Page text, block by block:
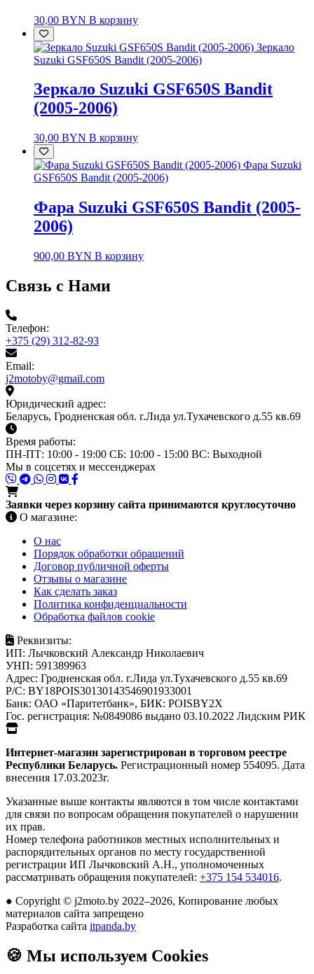
30,00 BYN В корзину
Зеркало
Suzuki GSF650S Bandit (2005-2006)
Зеркало Suzuki GSF650S Bandit
(2005-2006)
30,00 BYN В корзину
Фара Suzuki
GSF650S Bandit (2005-2006)
Фара Suzuki GSF650S Bandit (2005-
2006)
900,00 BYN В корзину
Связь с Нами
Телефон:
+375 (29) 312-82-93
Email:
j2motoby@gmail.com
Юридический адрес:
Беларусь, Гродненская обл. г.Лида ул.Тухачевского д.55 кв.69
Время работы:
ПН-ПТ: 10:00 - 19:00 СБ: 10:00 - 15:00 ВС: Выходной
Мы в соцсетях и мессенджерах
Заявки через корзину сайта принимаются круглосуточно
О магазине:
О нас
Порядок обработки обращений
Договор публичной оферты
Отзывы о магазине
Как сделать заказ
Политика конфиденциальности
Обработка файлов cookie
Реквизиты:
ИП: Лычковский Александр Николаевич
УНП: 591389963
Адрес: Гродненская обл. г.Лида ул.Тухачевского д.55 кв.69
Р/С: BY18POIS30130143546901933001
Банк: ОАО «Паритетбанк», БИК: POISBY2X
Гос. регистрация: №0849086 выдано 03.10.2022 Лидским РИК
Интернет-магазин зарегистрирован в торговом реестре
Республики Беларусь. Регистрационный номер 554095. Дата
внесения 17.03.2023г.
Указанные выше контакты являются в том числе контактами
для связи по вопросам обращения покупателей о нарушении
их прав.
Номер телефона работников местных исполнительных и
распорядительных органов по месту государственной
регистрации ИП Лычковский А.Н., уполномоченных
рассматривать обращения покупателей: +375 154 534016.
● Copyright © j2moto.by 2022–2026, Копирование любых
материалов сайта запрещено
Разработка сайта itpanda.by
🍪 Мы используем Cookies